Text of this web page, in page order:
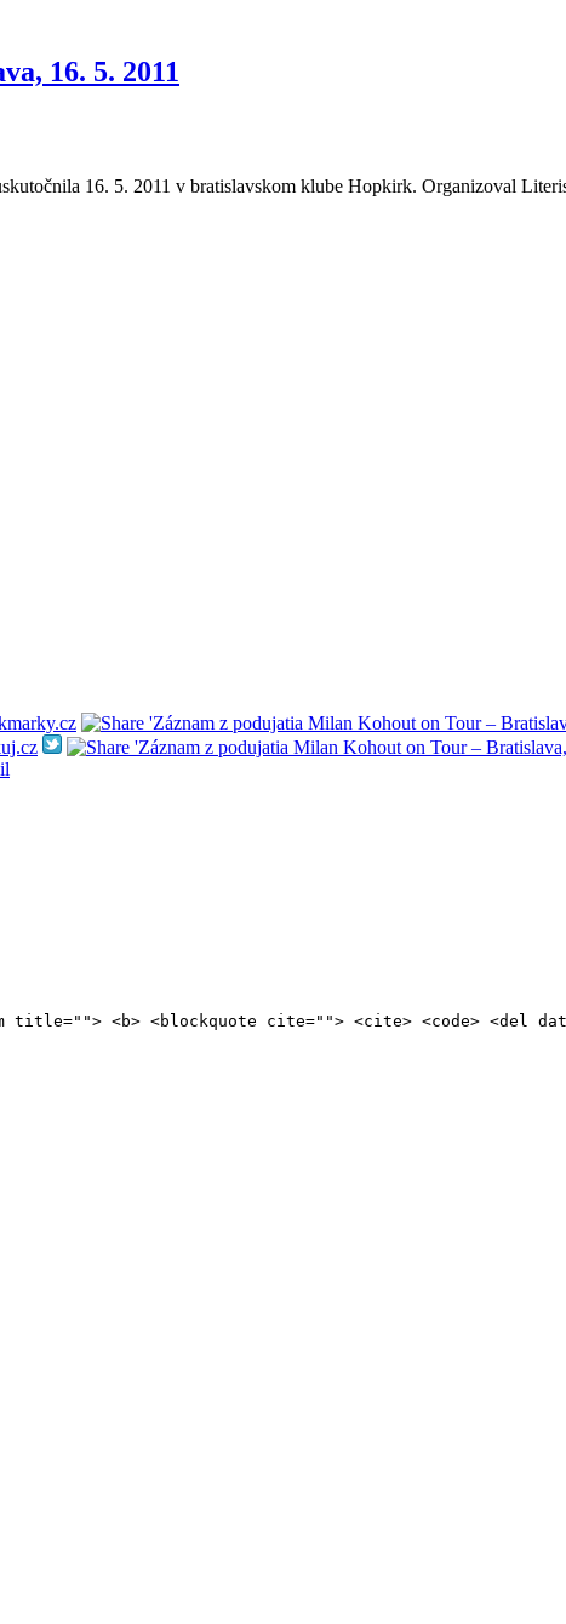
16. 5. 2011
16. 5. 2011 v bratislavskom klube Hopkirk. Organizoval
<b> <blockquote cite=""> <cite> <code> <del